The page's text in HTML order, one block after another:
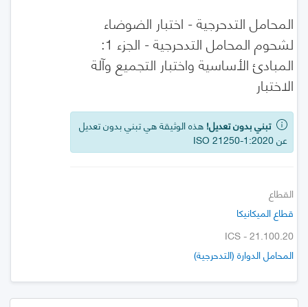
المحامل التدحرجية - اختبار الضوضاء
لشحوم المحامل التدحرجية - الجزء 1:
المبادئ الأساسية واختبار التجميع وآلة
الاختبار
تبني بدون تعديل! هذه الوثيقة هي تبني بدون تعديل
عن ISO 21250-1:2020
القطاع
قطاع الميكانيكا
ICS - 21.100.20
المحامل الدوارة (التدحرجية)